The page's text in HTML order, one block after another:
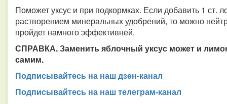
Поможет уксус и при подкормках. Если добавить 1 ст.
растворением минеральных удобрений, то можно
пройдет намного эффективней.
СПРАВКА. Заменить яблочный уксус может и
самим.
Подписывайтесь на наш дзен-канал
Подписывайтесь на наш телеграм-канал